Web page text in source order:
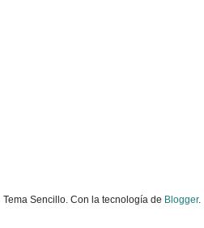
Tema Sencillo. Con la tecnología de Blogger.